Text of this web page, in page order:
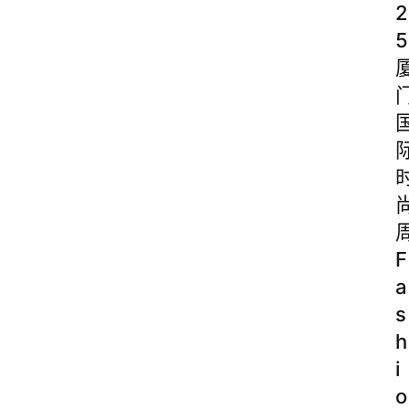
2
5
F
a
s
h
i
o